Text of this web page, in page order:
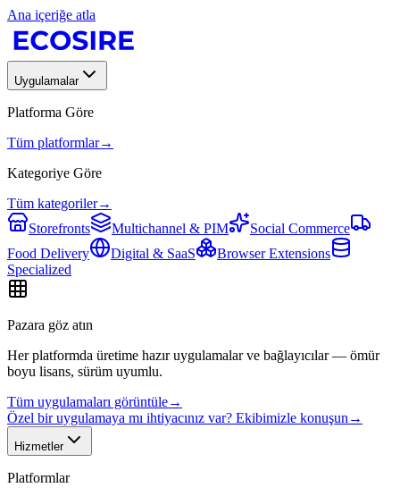
Ana içeriğe atla
Uygulamalar
Platforma Göre
Tüm platformlar→
Kategoriye Göre
Tüm kategoriler→
Storefronts
Multichannel & PIM
Social Commerce
Food Delivery
Digital & SaaS
Browser Extensions
Specialized
Pazara göz atın
Her platformda üretime hazır uygulamalar ve bağlayıcılar — ömür
boyu lisans, sürüm uyumlu.
Tüm uygulamaları görüntüle→
Özel bir uygulamaya mı ihtiyacınız var? Ekibimizle konuşun →
Hizmetler
Platformlar